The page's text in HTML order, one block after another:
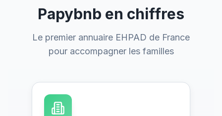
Papybnb en chiffres
Le premier annuaire EHPAD de France
pour accompagner les familles